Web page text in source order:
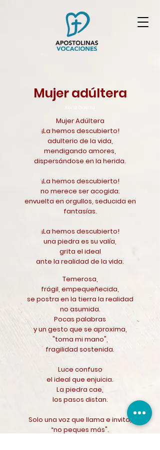
Mujer adúltera
Mujer Adúltera
¡La hemos descubierto!
adulterio de la vida,
mendigando amores,
dispersándose en la herida.
¡La hemos descubierto!
no merece ser acogida.
envuelta en orgullos, seducida en
fantasías.
¡La hemos descubierto!
una piedra es su valía,
grita el ideal
ante la realidad de la vida.
Temerosa,
frágil, empequeñecida,
se postra en la tierra la realidad
no asumida.
Pocas palabras
y un gesto que se aproxima,
"toma mi mano",
fragilidad sostenida.
Luce confuso
el ideal que enjuicia.
La piedra cae,
los pasos distan.
Solo una voz que llama e invita,
“no peques más".